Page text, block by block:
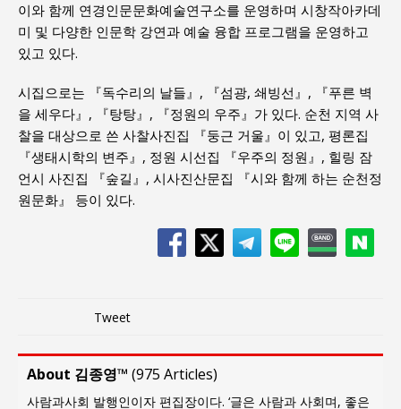
이와 함께 연경인문문화예술연구소를 운영하며 시창작아카데
미 및 다양한 인문학 강연과 예술 융합 프로그램을 운영하고
있고 있다.
시집으로는 『독수리의 날들』, 『섬광, 쇄빙선』, 『푸른 벽
을 세우다』, 『탕탕』, 『정원의 우주』가 있다. 순천 지역 사
찰을 대상으로 쓴 사찰사진집 『둥근 거울』이 있고, 평론집
『생태시학의 변주』, 정원 시선집 『우주의 정원』, 힐링 잠
언시 사진집 『숲길』, 시사진산문집 『시와 함께 하는 순천정
원문화』 등이 있다.
Tweet
About 김종영™ (975 Articles)
사람과사회 발행인이자 편집장이다. ‘글은 사람과 사회며, 좋은